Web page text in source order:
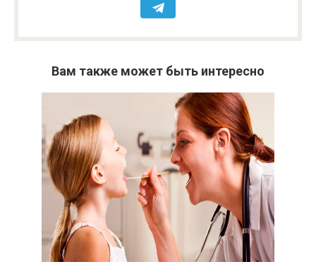
Вам также может быть интересно